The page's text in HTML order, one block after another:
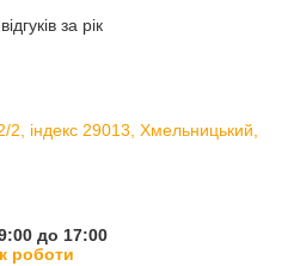
за рік
індекс 29013, Хмельницький,
до 17:00
роботи